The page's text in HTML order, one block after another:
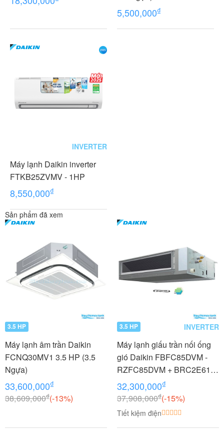
5,500,000₫
INVERTER
Máy lạnh Daikin inverter
FTKB25ZVMV - 1HP
8,550,000₫
Sản phẩm đã xem
3.5 HP
Máy lạnh âm trần Daikin
FCNQ30MV1 3.5 HP (3.5
Ngựa)
33,600,000₫
38,609,000₫(-13%)
3.5 HP INVERTER
Máy lạnh giấu trần nối ống
gió Daikin FBFC85DVM -
RZFC85DVM + BRC2E61
3.5 HP (3.5 Ngựa) Inverter
32,300,000₫
37,908,000₫(-15%)
Tiết kiệm điện